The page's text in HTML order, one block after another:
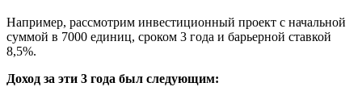
Например, рассмотрим инвестиционный проект с начальной
суммой в 7000 единиц, сроком 3 года и барьерной ставкой
8,5%.
Доход за эти 3 года был следующим: